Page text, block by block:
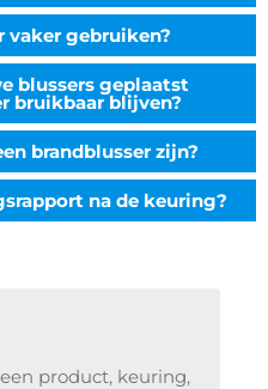
vaker gebruiken?
blussers geplaatst
bruikbaar blijven?
brandblusser zijn?
na de keuring?
product, keuring,